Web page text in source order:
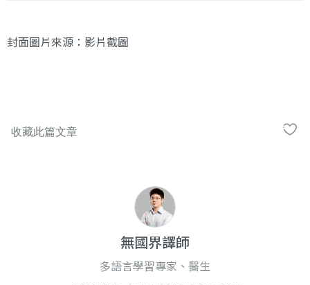
封面圖片來源： 影片截圖
無國界譯師
多語言學習專家、醫生